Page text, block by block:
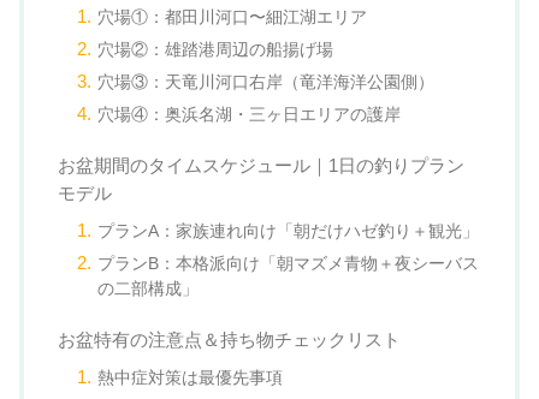
穴場①：都田川河口〜細江湖エリア
穴場②：雄踏港周辺の船揚げ場
穴場③：天竜川河口右岸（竜洋海洋公園側）
穴場④：奥浜名湖・三ヶ日エリアの護岸
お盆期間のタイムスケジュール｜1日の釣りプラン
モデル
プランA：家族連れ向け「朝だけハゼ釣り＋観光」
プランB：本格派向け「朝マズメ青物＋夜シーバス
の二部構成」
お盆特有の注意点＆持ち物チェックリスト
熱中症対策は最優先事項